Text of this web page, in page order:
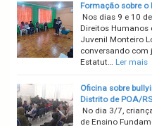
Formação sobre o
Nos dias 9 e 10
Direitos Humanos
Juvenil Monteiro
conversando com
Estatut… Ler mais
Oficina sobre
Distrito de POA/RS
No dia 3/7,
de Ensino